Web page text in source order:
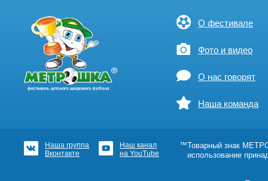
О фестивале
Фото и видео
О нас говорят
Наша команда
Наша группа
Вконтакте
Наш канал
на YouTube
™Товарный знак
использование